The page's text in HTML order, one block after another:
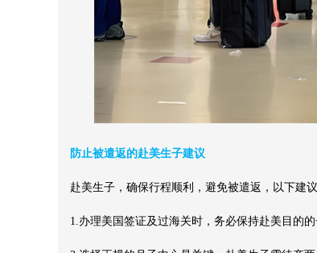
防止被遣返的赴美生子建议
赴美生子，确保行程顺利，避免被遣返，以下建
1.办理美国签证及过海关时，务必保持赴美目的